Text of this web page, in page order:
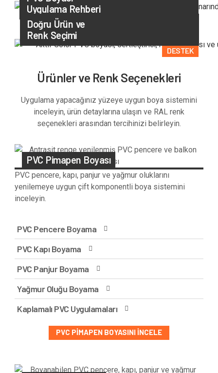
Uygulama Rehberi
DESTEK
Doğru Ürün ve
Renk Seçimi
Ürünler ve Renk Seçenekleri
Uygulama yapacağınız yüzeye uygun boya sistemini
inceleyin, ürün detaylarına ulaşın ve RAL renk
seçenekleri arasından tercihinizi belirleyin.
PVC Pimapen Boyası
PVC pencere, kapı, panjur ve yağmur oluklarını
yenilemeye uygun çift komponentli boya sistemini
inceleyin.
PVC Pencere Boyama
PVC Kapı Boyama
PVC Panjur Boyama
Yağmur Oluğu Boyama
Kaplamalı PVC Uygulamaları
PVC PIMAPEN BOYASINI İNCELE